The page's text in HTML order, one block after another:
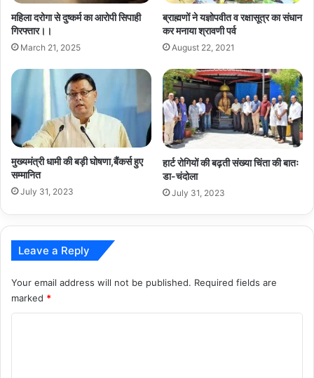
महिला दरोगा से दुष्कर्म का आरोपी सिपाही
गिरफ्तार।।
March 21, 2025
ब्राह्मणों ने यज्ञोपवीत व रक्षासूत्र का संधान
कर मनाया श्रावणी पर्व
August 22, 2021
मुख्यमंत्री धामी की बड़ी घोषणा,बैंकर्स हुए
सम्मानित
July 31, 2023
हार्ट रोगियों की बढ़ती संख्या चिंता की बातः
डा-चंदोला
July 31, 2023
Leave a Reply
Your email address will not be published. Required fields are
marked *